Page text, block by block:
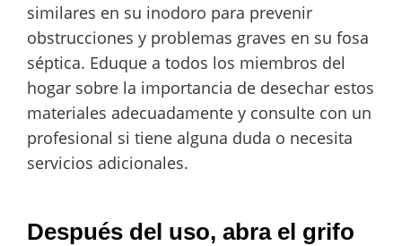
similares en su inodoro para prevenir
obstrucciones y problemas graves en su fosa
séptica. Eduque a todos los miembros del
hogar sobre la importancia de desechar estos
materiales adecuadamente y consulte con un
profesional si tiene alguna duda o necesita
servicios adicionales.
Después del uso, abra el grifo